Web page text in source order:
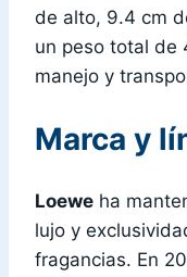
de alto, 9.4 cm
un peso total de
manejo y
Marca y
Loewe ha
lujo y
fragancias. En